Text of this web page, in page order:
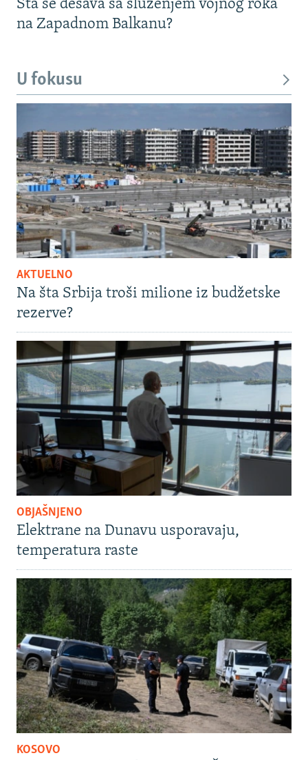
Šta se dešava sa služenjem vojnog roka
na Zapadnom Balkanu?
U fokusu
AKTUELNO
Na šta Srbija troši milione iz budžetske
rezerve?
OBJAŠNJENO
Elektrane na Dunavu usporavaju,
temperatura raste
KOSOVO